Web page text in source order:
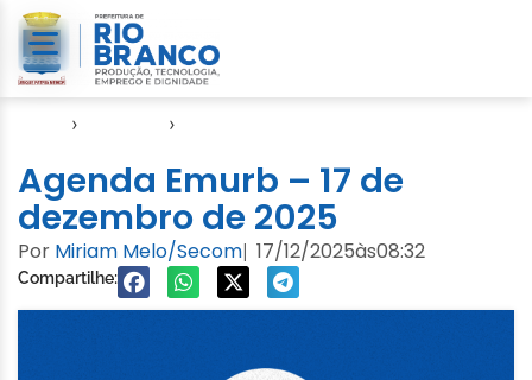
› ›
Agenda Emurb – 17 de
dezembro de 2025
Por Miriam Melo/Secom| 17/12/2025às08:32
Compartilhe: